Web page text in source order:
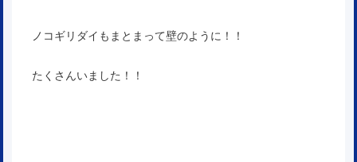
ノコギリダイもまとまって壁のように！！
たくさんいました！！